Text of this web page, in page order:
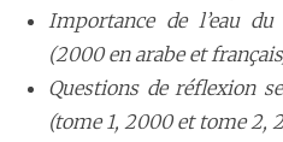
Importance de l’eau
(2000 en arabe et
Questions de réflexion
(tome 1, 2000 et tome 2,